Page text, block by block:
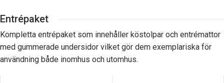
Entrépaket
Kompletta entrépaket som innehåller köstolpar och entrémattor
med gummerade undersidor vilket gör dem exemplariska för
användning både inomhus och utomhus.